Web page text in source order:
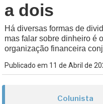
a dois
Há diversas formas de
mas falar sobre dinheiro é
organização financeira
Publicado em 11 de Abril de
Colunista